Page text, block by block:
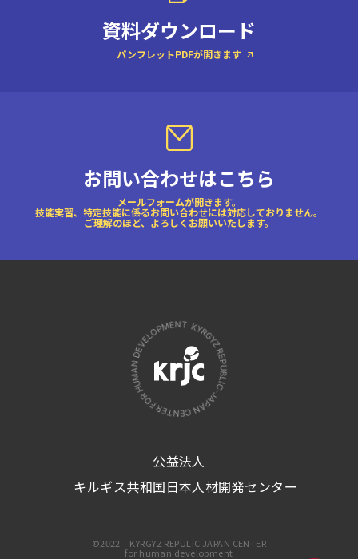
資料ダウンロード
パンフレットPDFが開きます
お問い合わせはこちら
メールフォームが開きます。
技能実習、特定技能に係るお問い合わせには対応しておりません。
ご理解のほど、よろしくお願いいたします。
公益法人
キルギス共和国日本人材開発センター
©2022 KYRGYZ REPULIC JAPAN CENTER
for human development